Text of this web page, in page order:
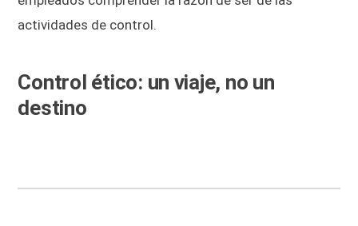
actividades de control.
Control ético: un viaje, no un
destino